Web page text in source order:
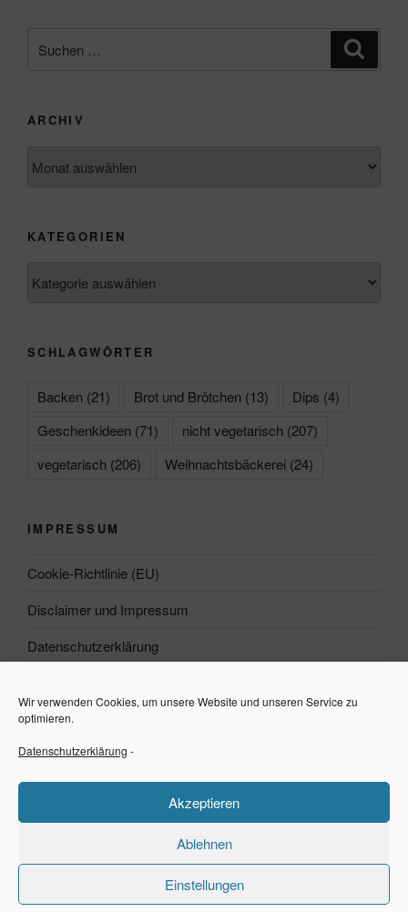
Wir verwenden Cookies, um unsere Website und unseren Service zu
optimieren.
Datenschutzerklärung -
Akzeptieren
Ablehnen
Einstellungen
nach:
ARCHIV
KATEGORIEN
SCHLAGWÖRTER
Backen (21) Brot und Brötchen (13) Dips (4)
Geschenkideen (71) nicht vegetarisch (207)
vegetarisch (206) Weihnachtsbäckerei (24)
IMPRESSUM
Cookie-Richtlinie (EU)
Disclaimer und Impressum
Datenschutzerklärung
Suchen
Stolz präsentiert von WordPress